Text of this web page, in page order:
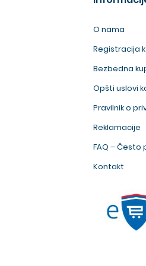
O nama
Registracija
Bezbedna
Opšti uslovi
Pravilnik o
Reklamacije
FAQ –
Kontakt